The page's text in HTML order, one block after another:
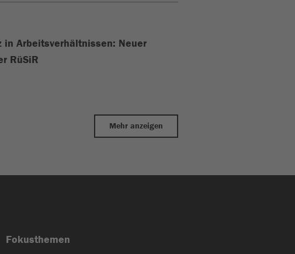
in Arbeitsverhältnissen: Neuer
RüSiR
Mehr anzeigen
Fokusthemen